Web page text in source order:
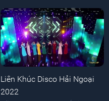
Liên Khúc Disco Hải Ngoại
2022